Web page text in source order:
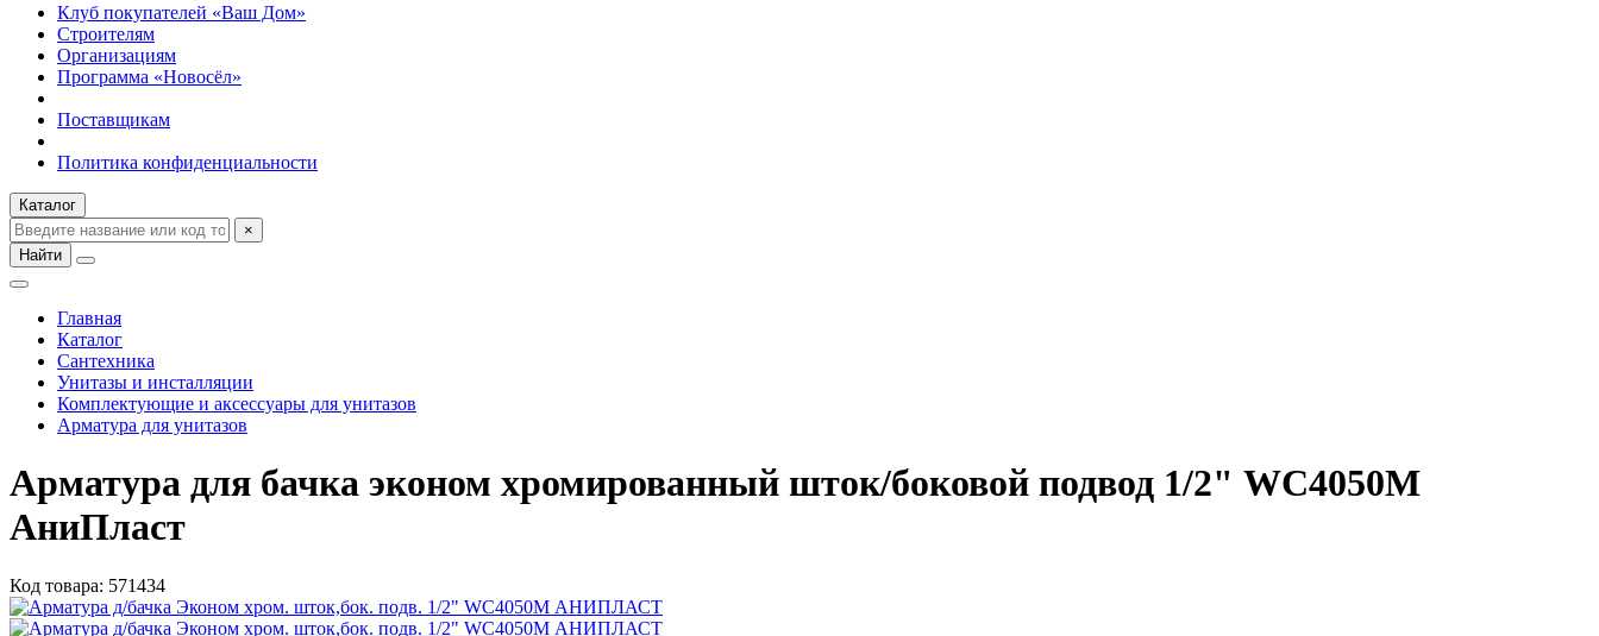
Клуб покупателей «Ваш Дом»
Строителям
Организациям
Программа «Новосёл»
Поставщикам
Политика конфиденциальности
Каталог
×
Найти
Главная
Каталог
Сантехника
Унитазы и инсталляции
Комплектующие и аксессуары для унитазов
Арматура для унитазов
Арматура для бачка эконом хромированный шток/боковой подвод 1/2" WC4050М
АниПласт
Код товара: 571434